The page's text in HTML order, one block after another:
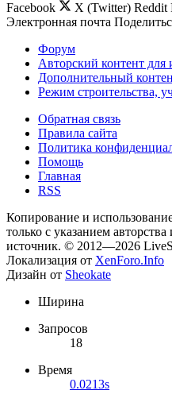
Facebook
X (Twitter) Reddit
Электронная почта
Форум
Авторский контент для
Дополнительный
Режим строительства,
Обратная связь
Правила сайта
Политика
Помощь
Главная
RSS
Копирование и
только с указанием
источник. © 2012—2026
Локализация от XenForo.Info
Дизайн от Sheokate
Ширина
Запросов
18
Время
0.0213s